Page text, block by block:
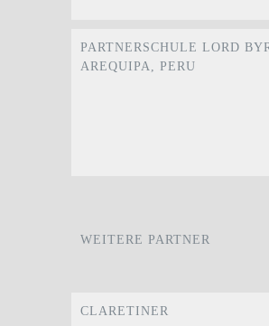
PARTNERSCHULE LORD
AREQUIPA, PERU
WEITERE PARTNER
CLARETINER